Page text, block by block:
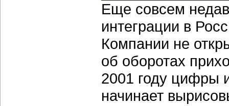
Еще совсем
интеграции в
Компании не
об оборотах
2001 году цифры
начинает